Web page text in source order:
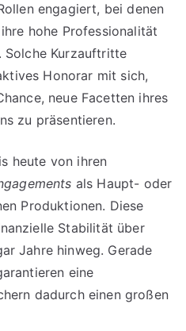
engagiert, bei denen
hohe Professionalität
Solche Kurzauftritte
Honorar mit sich,
neue Facetten ihres
zu präsentieren.
heute von ihren
als Haupt- oder
Produktionen. Diese
Stabilität über
Jahre hinweg. Gerade
eine
dadurch einen großen